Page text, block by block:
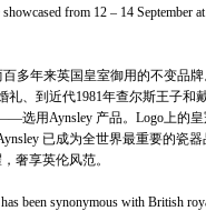
from 12 – 14 September
百多年来英国皇室御用的不变品
礼、到近代1981年查尔斯王子和
选用Aynsley 产品。Logo上的
已成为全世界最重要的瓷
奢享英伦风范。
been synonymous with British